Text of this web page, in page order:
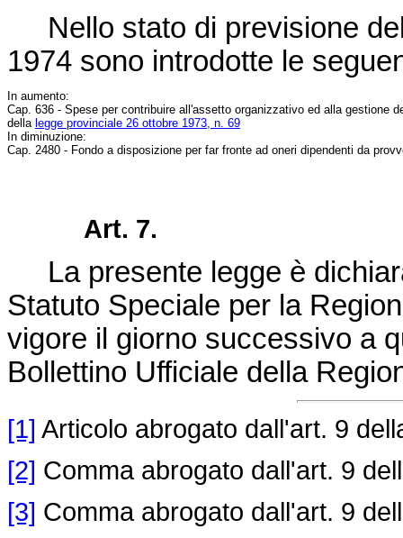
Nello stato di previsione
1974 sono introdotte le
In aumento:
Cap. 636 - Spese per contribuire all'assetto organizzativo ed alla gestione
della legge provinciale 26 ottobre 1973, n. 69
In diminuzione:
Cap. 2480 - Fondo a disposizione per far fronte ad oneri dipendenti da
Art. 7.
La presente legge è
Statuto Speciale per la
vigore il giorno successivo a
Bollettino Ufficiale della
[1] Articolo abrogato dall'art. 9
[2] Comma abrogato dall'art. 9
[3] Comma abrogato dall'art. 9